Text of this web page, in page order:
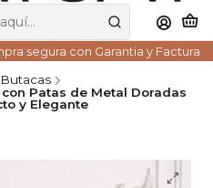
segura con Garantia y Factura
Patas de Metal Doradas
y Elegante